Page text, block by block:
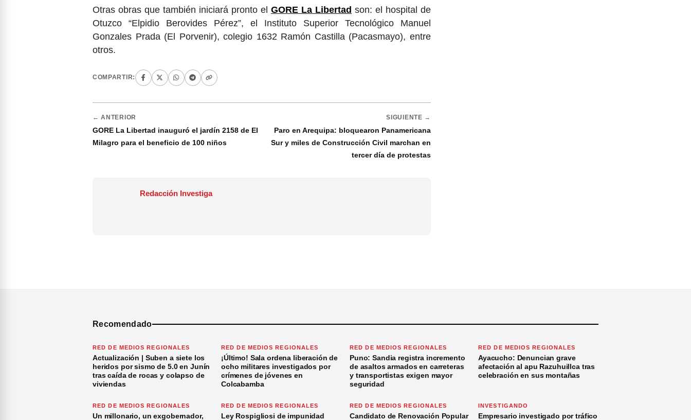
Otras obras que también iniciará pronto el GORE La Libertad son: el hospital de
Otuzco “Elpidio Berovides Pérez”, el Instituto Superior Tecnológico Manuel
Gonzales Prada (El Porvenir), colegio 1632 Ramón Castilla (Pacasmayo), entre
otros.
COMPARTIR:
← ANTERIOR
GORE La Libertad inauguró el jardín 2158 de El
Milagro para el beneficio de 100 niños
SIGUIENTE →
Paro en Arequipa: bloquearon Panamericana
Sur y miles de Construcción Civil marchan en
tercer día de protestas
Redacción Investiga
Recomendado
RED DE MEDIOS REGIONALES
Actualización | Suben a siete los
heridos por sismo de 5.0 en Junín
tras caída de rocas y colapso de
viviendas
RED DE MEDIOS REGIONALES
¡Último! Sala ordena liberación de
ocho militares investigados por
crímenes de jóvenes en
Colcabamba
RED DE MEDIOS REGIONALES
Puno: Sandia registra incremento
de asaltos armados en carreteras
y transportistas exigen mayor
seguridad
RED DE MEDIOS REGIONALES
Ayacucho: Denuncian grave
afectación al apu Razuhuillca tras
celebración en sus montañas
RED DE MEDIOS REGIONALES
Un millonario, un exgobernador,
RED DE MEDIOS REGIONALES
Ley Rospigliosi de impunidad
RED DE MEDIOS REGIONALES
Candidato de Renovación Popular
INVESTIGANDO
Empresario investigado por tráfico